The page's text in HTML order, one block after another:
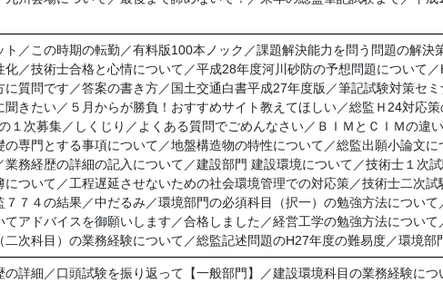
ト／この時期の転勤／有料版100本ノック／課題解決能力を問う問題の解決
化／技術士合格と心情について／平成28年度河川砂防の予想問題について
に質問です／答案の書き方／国土交通白書平成27年度版／筆記試験対策セ
聞きたい／５月からが勝負！おすすめサイト教えてほしい／総監Ｈ24対応
の１次募集／しくじり／よくある質問でごめんなさい／ＢＩＭとＣＩＭの違
の専門とする事項について／地盤構造物の特性について／総監出願小論文
業務経歴の詳細の記入について／建設部門 建設環境について／技術士１次
について／工程遅延させないための社会環境管理での対応策／技術士二次
７７４の結果／中だるみ／環境部門の必須科目（択一）の勉強方法につい
てアドバイスを御願いします／合格しました／経営工学の勉強方法につい
二次科目）の業務経験について／総監記述問題のH27年度の難易度／環境部
の詳細／口頭試験を振り返って【一般部門】／建設環境科目の業務経験に